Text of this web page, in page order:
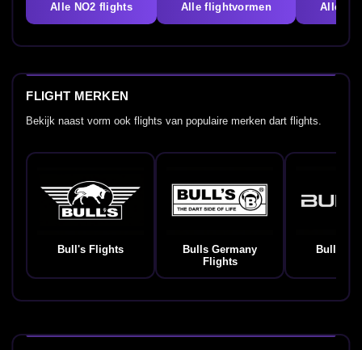
Alle NO2 flights Alle flightvormen Alle
FLIGHT MERKEN
Bekijk naast vorm ook flights van populaire merken dart flights.
Bull's Flights
Bulls Germany
Flights
Bullet